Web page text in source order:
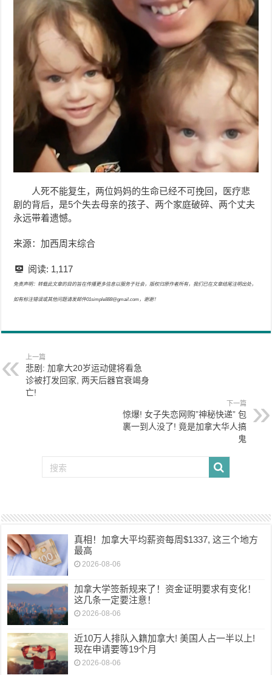
人死不能复生，两位妈妈的生命已经不可挽回，医疗悲
剧的背后，是5个失去母亲的孩子、两个家庭破碎、两个丈夫
永远带着遗憾。
来源：加西周末综合
阅读: 1,117
免责声明：转载此文章的目的旨在传播更多信息以服务于社会，版权归原作者所有，我们已在文章结尾注明出处，
如有标注错误或其他问题请发邮件01simple888@gmail.com，谢谢！
上一篇
悲剧: 加拿大20岁运动健将看急
诊被打发回家, 两天后器官衰竭身
亡!
下一篇
惊爆! 女子失恋网购”神秘快递” 包
裹一到人没了! 竟是加拿大华人搞
鬼
真相！加拿大平均薪资每周$1337, 这三个地方
最高
2026-08-06
加拿大学签新规来了！资金证明要求有变化！
这几条一定要注意！
2026-08-06
近10万人排队入籍加拿大! 美国人占一半以上!
现在申请要等19个月
2026-08-06